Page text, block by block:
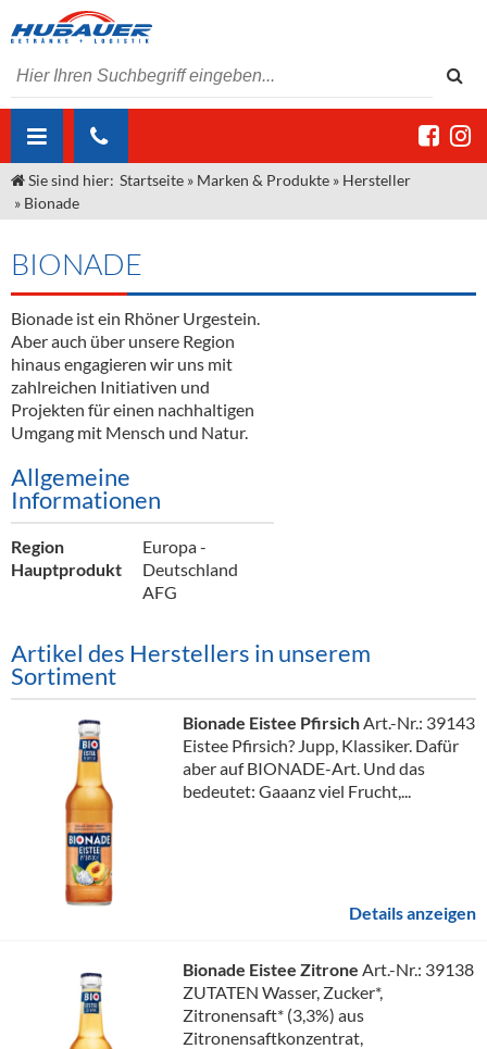
ÜBER UNS
Unser Liefergebiet
Unser Team
Kontakt
Angebote Gastronomie & Großhandel
Gastronomie
Großhandel
Innovation - Die Neue Art des Bierzapfens
"DroughtMaster"
Neuigkeiten
MARKEN & PRODUKTE
Weine & Schaumwein
Sirup
Spirituosen
Alkoholfreie Getränke
Öle & Küchenartikel
Kaffee
Equipment
Verpackung
Hygieneartikel & Desinfektion
DIENSTLEISTUNGEN
Kommisionskauf & Lieferbedingungen
Fremddienstleistungen
Sie sind hier: Startseite » Marken & Produkte » Hersteller
» Bionade
BIONADE
Bionade ist ein Rhöner Urgestein.
Aber auch über unsere Region
hinaus engagieren wir uns mit
zahlreichen Initiativen und
Projekten für einen nachhaltigen
Umgang mit Mensch und Natur.
Allgemeine
Informationen
Region
Europa -
Deutschland
Hauptprodukt
AFG
Artikel des Herstellers in unserem
Sortiment
Bionade Eistee PfirsichArt.-Nr.: 39143
Eistee Pfirsich? Jupp, Klassiker. Dafür
aber auf BIONADE-Art. Und das
bedeutet: Gaaanz viel Frucht,...
Details anzeigen
Bionade Eistee Zitrone Art.-Nr.: 39138
ZUTATEN Wasser, Zucker*,
Zitronensaft* (3,3%) aus
Zitronensaftkonzentrat,